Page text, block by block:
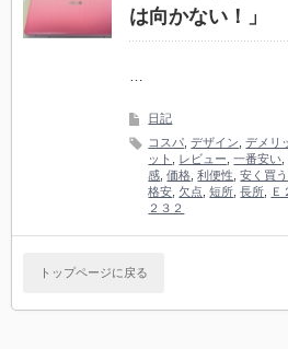
は向かない！」
…
日記
コスパ ,デザイン ,デメリ
ット
レビュー ,一番安い
感 ,価格 ,利便性 ,安く買う
格安 欠点 ,短所 ,長所 Ｅ
２３２
トップページに戻る